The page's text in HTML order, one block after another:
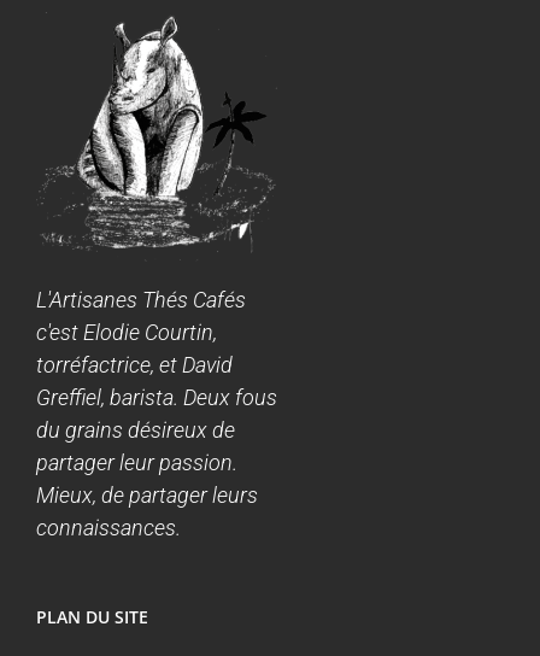
L'Artisanes Thés Cafés
c'est Elodie Courtin,
torréfactrice, et David
Greffiel, barista. Deux fous
du grains désireux de
partager leur passion.
Mieux, de partager leurs
connaissances.
PLAN DU SITE